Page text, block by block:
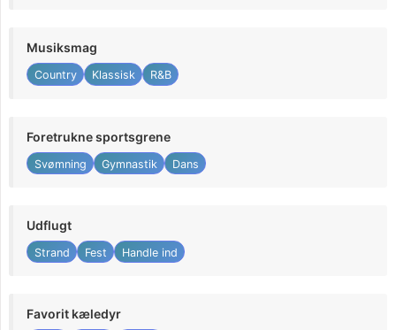
Musiksmag
Country Klassisk R&B
Foretrukne sportsgrene
Svømning Gymnastik Dans
Udflugt
Strand Fest Handle ind
Favorit kæledyr